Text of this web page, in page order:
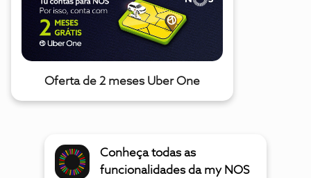
Oferta de 2 meses Uber One
Conheça todas as
funcionalidades da my NOS